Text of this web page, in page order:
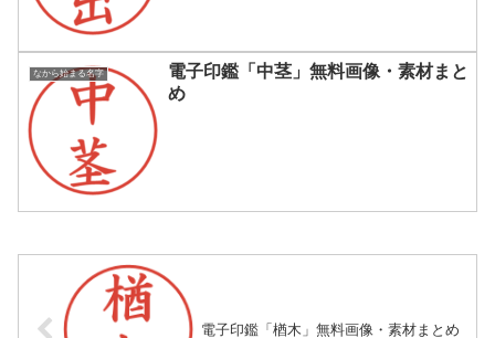
なから始まる名字
電子印鑑「中茎」無料画像・素材まと
め
電子印鑑「楢木」無料画像・素材まとめ